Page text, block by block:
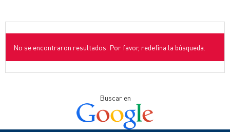
No se encontraron resultados. Por favor, redefina la búsqueda.
Buscar en